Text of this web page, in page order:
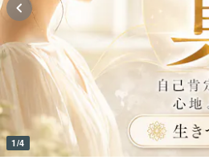
1/4